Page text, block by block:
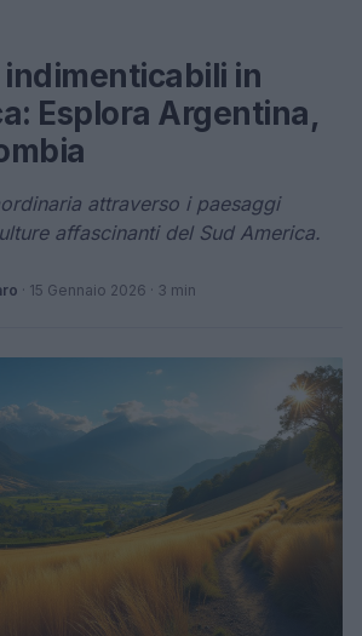
in
Esplora Argentina,
attraverso i paesaggi
affascinanti del Sud America.
· 15 Gennaio 2026 · 3 min